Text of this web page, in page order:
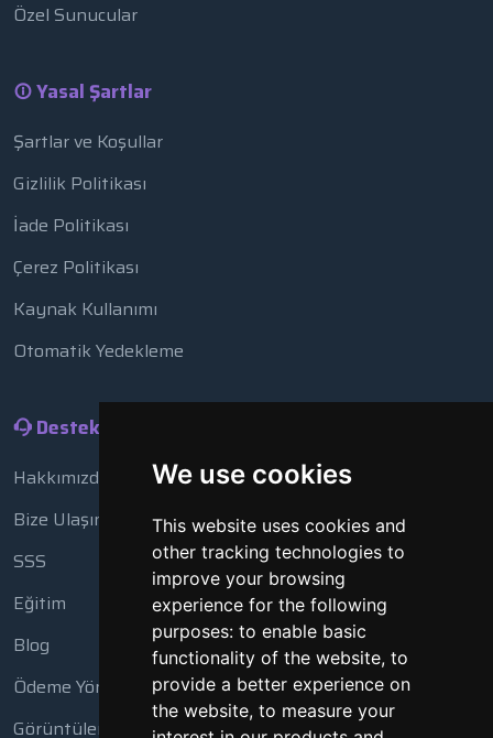
We use cookies
This website uses cookies and
other tracking technologies to
improve your browsing
experience for the following
purposes: to enable basic
functionality of the website, to
provide a better experience on
the website, to measure your
Özel Sunucular
Yasal Şartlar
Şartlar ve Koşullar
Gizlilik Politikası
İade Politikası
Çerez Politikası
Kaynak Kullanımı
Otomatik Yedekleme
Destek
Hakkımızda
Bize Ulaşın
SSS
Eğitim
Blog
Ödeme Yöntemleri
Görüntüleme Aracı